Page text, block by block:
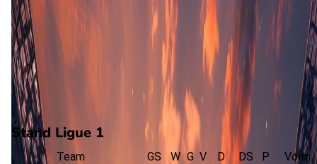
Monaco
0aantal goals
0gewonnen
0verloren
vorm
Stand Ligue 1
Team GS W G V D DS P Vorm